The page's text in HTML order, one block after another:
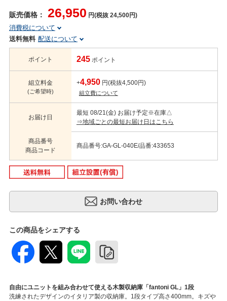
販売価格： 26,950 円(税抜 24,500円)
消費税について
送料無料 配送について
ポイント 245 ポイント
組立料金
(ご希望時)
+4,950 円(税抜4,500円)
組立費について
お届け日
最短 08/21(金) お届け予定※在庫△
⇒地域ごとの最短お届け日はこちら
商品番号
商品コード
商品番号:GA-GL-040E/品番:433653
この商品をシェアする
自由にユニットを組み合わせて使える木製収納庫「fantoni GL」1段
洗練されたデザインのイタリア製の収納庫。1段タイプ高さ400mm。キズや